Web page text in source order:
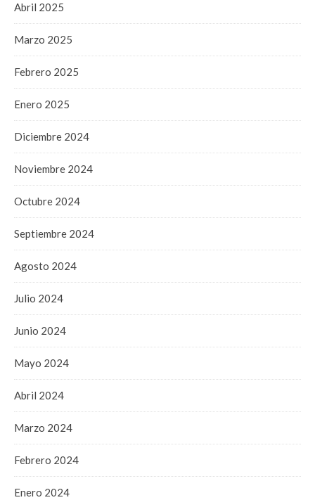
Abril 2025
Marzo 2025
Febrero 2025
Enero 2025
Diciembre 2024
Noviembre 2024
Octubre 2024
Septiembre 2024
Agosto 2024
Julio 2024
Junio 2024
Mayo 2024
Abril 2024
Marzo 2024
Febrero 2024
Enero 2024